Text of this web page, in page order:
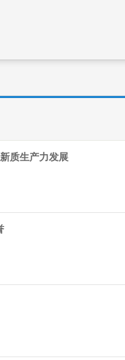
质生产力发展